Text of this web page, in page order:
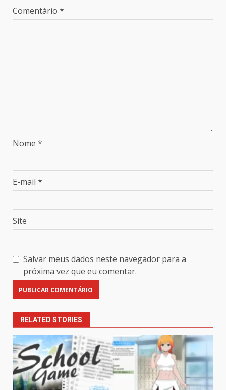
Comentário *
Nome *
E-mail *
Site
Salvar meus dados neste navegador para a
próxima vez que eu comentar.
RELATED STORIES